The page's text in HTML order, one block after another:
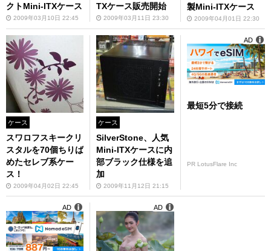
クトMini-ITXケース
2009年03月10日 22:45
TXケース販売開始
2009年03月11日 23:30
製Mini-ITXケース
2009年04月01日 22:30
ケース
スワロフスキークリ
スタルを70個ちりば
めたセレブ系ケー
ス！
2009年04月02日 22:45
ケース
SilverStone、人気
Mini-ITXケースに内
部ブラック仕様を追
加
2009年11月12日 21:15
最短5分で接続
PR LotusFlare Inc
AD
AD AD